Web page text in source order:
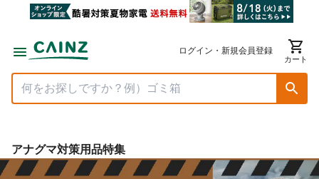
ログイン・新規会員登録
カート
アナグマ対策用品特集